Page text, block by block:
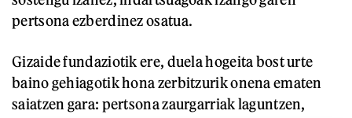
pertsona ezberdinez osatua.
Gizaide fundaziotik ere, duela hogeita bost urte
baino gehiagotik hona zerbitzurik onena ematen
saiatzen gara: pertsona zaurgarriak laguntzen,